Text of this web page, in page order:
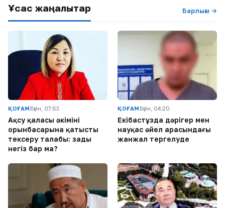
Ұқсас жаңалықтар Барлығы →
ҚОҒАМ Бүгін, 07:53
Ақсу қаласы әкімінің
орынбасарына қатысты
тексеру талабы: заңды
негіз бар ма?
ҚОҒАМ Бүгін, 04:20
Екібастұзда дәрігер мен
науқас әйел арасындағы
жанжал тергелуде